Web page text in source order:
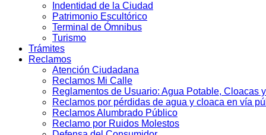
Indentidad de la Ciudad
Patrimonio Escultórico
Terminal de Ómnibus
Turismo
Trámites
Reclamos
Atención Ciudadana
Reclamos Mi Calle
Reglamentos de Usuario: Agua Potable, Cloacas
Reclamos por pérdidas de agua y cloaca en vía
Reclamos Alumbrado Público
Reclamo por Ruidos Molestos